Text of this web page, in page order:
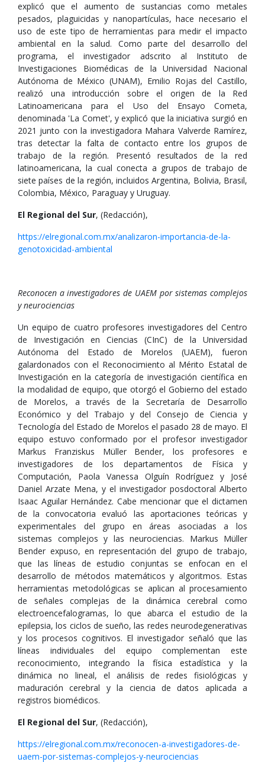
explicó que el aumento de sustancias como metales
pesados, plaguicidas y nanopartículas, hace necesario el
uso de este tipo de herramientas para medir el impacto
ambiental en la salud. Como parte del desarrollo del
programa, el investigador adscrito al Instituto de
Investigaciones Biomédicas de la Universidad Nacional
Autónoma de México (UNAM), Emilio Rojas del Castillo,
realizó una introducción sobre el origen de la Red
Latinoamericana para el Uso del Ensayo Cometa,
denominada 'La Comet', y explicó que la iniciativa surgió en
2021 junto con la investigadora Mahara Valverde Ramírez,
tras detectar la falta de contacto entre los grupos de
trabajo de la región. Presentó resultados de la red
latinoamericana, la cual conecta a grupos de trabajo de
siete países de la región, incluidos Argentina, Bolivia, Brasil,
Colombia, México, Paraguay y Uruguay.
El Regional del Sur, (Redacción),
https://elregional.com.mx/analizaron-importancia-de-la-
genotoxicidad-ambiental
Reconocen a investigadores de UAEM por sistemas complejos
y neurociencias
Un equipo de cuatro profesores investigadores del Centro
de Investigación en Ciencias (CInC) de la Universidad
Autónoma del Estado de Morelos (UAEM), fueron
galardonados con el Reconocimiento al Mérito Estatal de
Investigación en la categoría de investigación científica en
la modalidad de equipo, que otorgó el Gobierno del estado
de Morelos, a través de la Secretaría de Desarrollo
Económico y del Trabajo y del Consejo de Ciencia y
Tecnología del Estado de Morelos el pasado 28 de mayo. El
equipo estuvo conformado por el profesor investigador
Markus Franziskus Müller Bender, los profesores e
investigadores de los departamentos de Física y
Computación, Paola Vanessa Olguín Rodríguez y José
Daniel Arzate Mena, y el investigador posdoctoral Alberto
Isaac Aguilar Hernández. Cabe mencionar que el dictamen
de la convocatoria evaluó las aportaciones teóricas y
experimentales del grupo en áreas asociadas a los
sistemas complejos y las neurociencias. Markus Müller
Bender expuso, en representación del grupo de trabajo,
que las líneas de estudio conjuntas se enfocan en el
desarrollo de métodos matemáticos y algoritmos. Estas
herramientas metodológicas se aplican al procesamiento
de señales complejas de la dinámica cerebral como
electroencefalogramas, lo que abarca el estudio de la
epilepsia, los ciclos de sueño, las redes neurodegenerativas
y los procesos cognitivos. El investigador señaló que las
líneas individuales del equipo complementan este
reconocimiento, integrando la física estadística y la
dinámica no lineal, el análisis de redes fisiológicas y
maduración cerebral y la ciencia de datos aplicada a
registros biomédicos.
El Regional del Sur, (Redacción),
https://elregional.com.mx/reconocen-a-investigadores-de-
uaem-por-sistemas-complejos-y-neurociencias